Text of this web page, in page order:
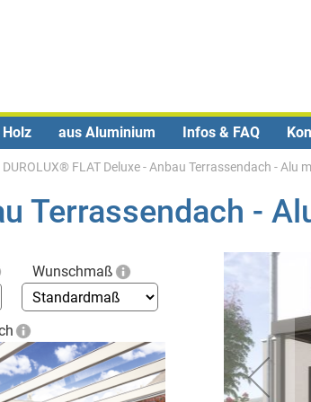
aus Aluminium Infos & FAQ
DUROLUX® FLAT Deluxe - Anbau Terrassendach - Alu
Terrassendach -
Wunschmaß
to
the
end
of
the
images